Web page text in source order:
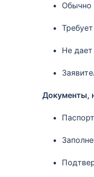
Обычно
Не дает
Документы,